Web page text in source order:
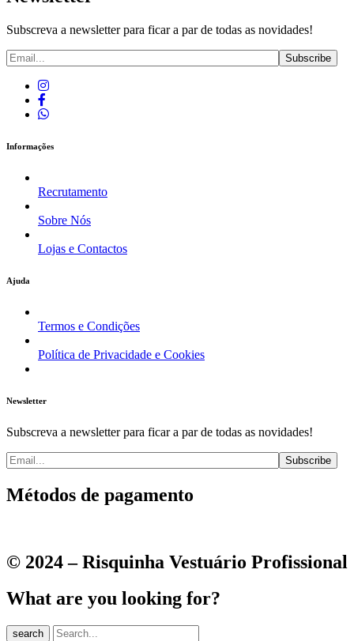
Subscreva a newsletter para ficar a par de todas as novidades!
Informações
Recrutamento
Sobre Nós
Lojas e Contactos
Ajuda
Termos e Condições
Política de Privacidade e Cookies
Newsletter
Subscreva a newsletter para ficar a par de todas as novidades!
Métodos de pagamento
© 2024 – Risquinha Vestuário Profissional
What are you looking for?
search